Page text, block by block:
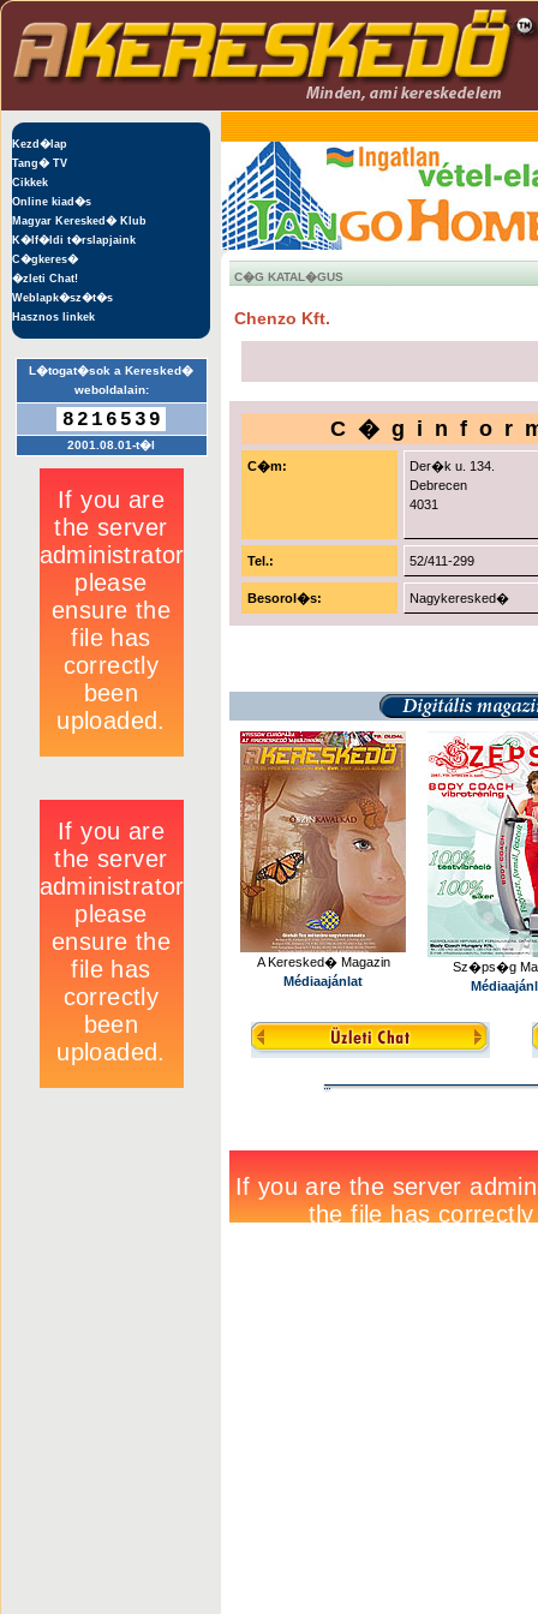
Kezd�lap
Tang� TV
Cikkek
Online kiad�s
Magyar Keresked� Klub
K�lf�ldi t�rslapjaink
C�gkeres�
�zleti Chat!
Weblapk�sz�t�s
Hasznos linkek
L�togat�sok a Keresked�
weboldalain:
8216539
2001.08.01-t�l
C�G KATAL�GUS
Chenzo Kft.
C�m:
Der�k u. 134.
Debrecen
4031
Tel.: 52/411-299
Besorol�s: Nagykeresked�
A Keresked� Magazin
Médiaajánlat
Sz�ps�g